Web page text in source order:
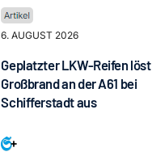
6. AUGUST 2026
Geplatzter LKW-Reifen löst
Großbrand an der A61 bei
Schifferstadt aus